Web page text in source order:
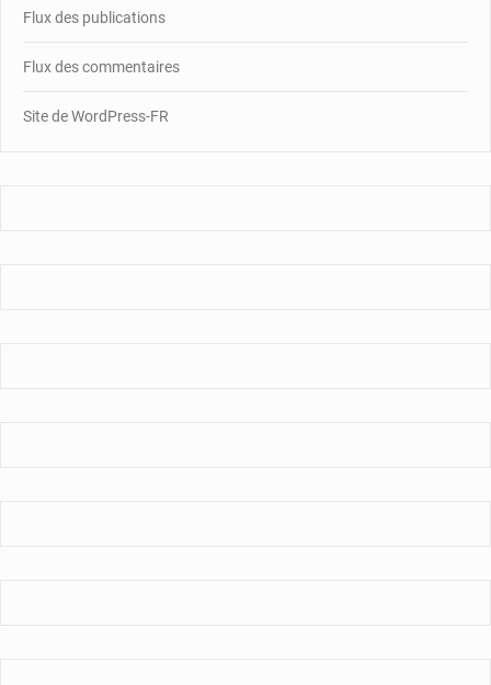
Flux des publications
Flux des commentaires
Site de WordPress-FR